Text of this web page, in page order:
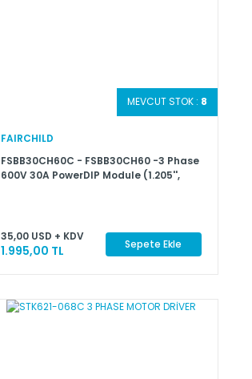
MEVCUT STOK : 8
FAIRCHILD
FSBB30CH60C - FSBB30CH60 -3 Phase
600V 30A PowerDIP Module (1.205'',
35,00 USD + KDV
1.995,00 TL Sepete Ekle